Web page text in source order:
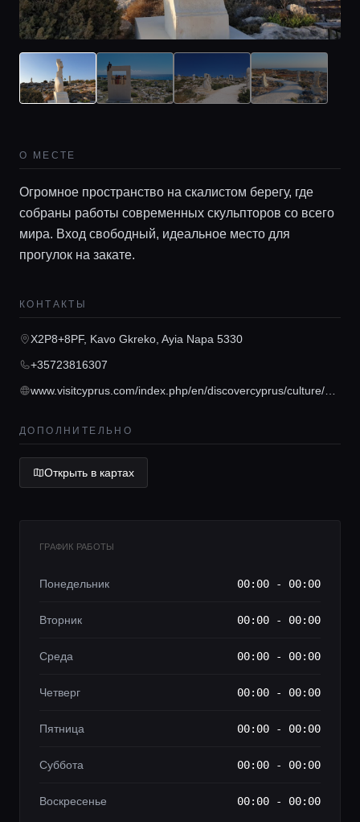
Главная
Локации
Гиды
Консьерж сервис
Lifestyle журнал
О МЕСТЕ
Огромное пространство на скалистом берегу, где
собраны работы современных скульпторов со всего
мира. Вход свободный, идеальное место для
прогулок на закате.
КОНТАКТЫ
X2P8+8PF, Kavo Gkreko, Ayia Napa 5330
+35723816307
ДОПОЛНИТЕЛЬНО
Открыть в картах
ГРАФИК РАБОТЫ
Понедельник 00:00 - 00:00
Вторник 00:00 - 00:00
Среда 00:00 - 00:00
Четверг 00:00 - 00:00
Пятница 00:00 - 00:00
Суббота 00:00 - 00:00
Воскресенье 00:00 - 00:00